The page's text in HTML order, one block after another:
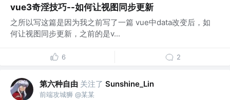
vue3奇淫技巧--如何让视图同步更新
之所以写这篇是因为我之前写了一篇 vue中data改变后，如
何让视图同步更新，之前的是v...
6 2
第六种自由 关注了 Sunshine_Lin
前端攻城狮 @某某